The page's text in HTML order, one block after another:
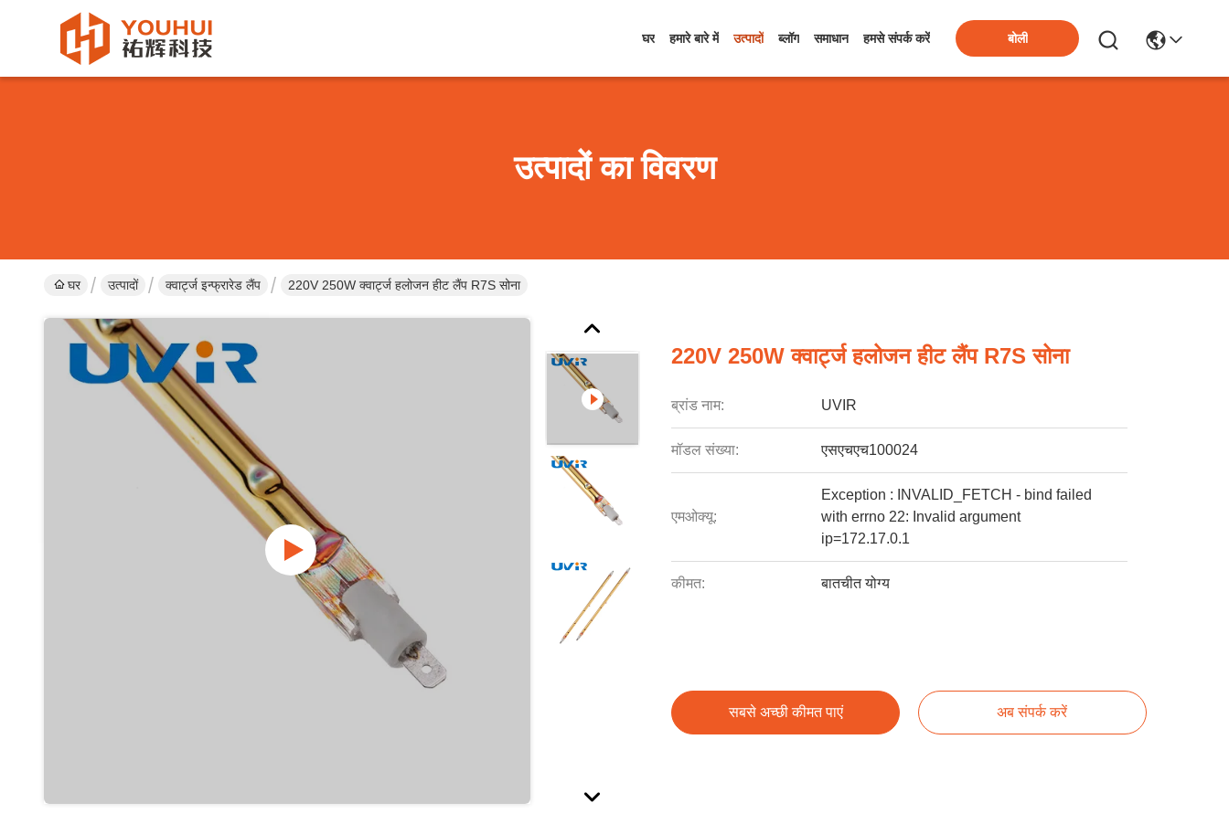
घर हमारे बारे में उत्पादों ब्लॉग समाधान हमसे संपर्क करें बोली
उत्पादों का विवरण
घर उत्पादों क्वार्ट्ज इन्फ्रारेड लैंप 220V 250W क्वार्ट्ज हलोजन हीट लैंप R7S सोना
220V 250W क्वार्ट्ज हलोजन हीट लैंप R7S सोना
ब्रांड नाम: UVIR
मॉडल संख्या: एसएचएच100024
एमओक्यू:
Exception : INVALID_FETCH - bind failed
with errno 22: Invalid argument
ip=172.17.0.1
कीमत: बातचीत योग्य
सबसे अच्छी कीमत पाएं अब संपर्क करें